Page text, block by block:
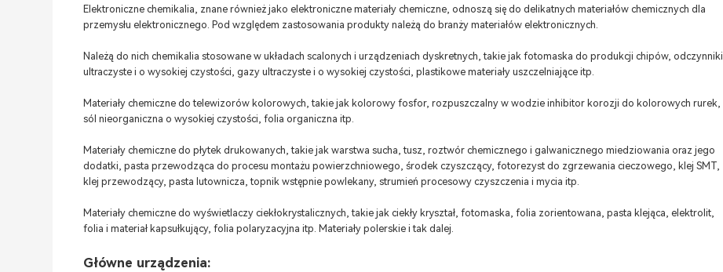
Elektroniczne chemikalia, znane również jako elektroniczne materiały chemiczne, odnoszą się do delikatnych materiałów chemicznych dla
przemysłu elektronicznego. Pod względem zastosowania produkty należą do branży materiałów elektronicznych.
Należą do nich chemikalia stosowane w układach scalonych i urządzeniach dyskretnych, takie jak fotomaska ​​do produkcji chipów, odczynniki
ultraczyste i o wysokiej czystości, gazy ultraczyste i o wysokiej czystości, plastikowe materiały uszczelniające itp.
Materiały chemiczne do telewizorów kolorowych, takie jak kolorowy fosfor, rozpuszczalny w wodzie inhibitor korozji do kolorowych rurek,
sól nieorganiczna o wysokiej czystości, folia organiczna itp.
Materiały chemiczne do płytek drukowanych, takie jak warstwa sucha, tusz, roztwór chemicznego i galwanicznego miedziowania oraz jego
dodatki, pasta przewodząca do procesu montażu powierzchniowego, środek czyszczący, fotorezyst do zgrzewania cieczowego, klej SMT,
klej przewodzący, pasta lutownicza, topnik wstępnie powlekany, strumień procesowy czyszczenia i mycia itp.
Materiały chemiczne do wyświetlaczy ciekłokrystalicznych, takie jak ciekły kryształ, fotomaska, folia zorientowana, pasta klejąca, elektrolit,
folia i materiał kapsułkujący, folia polaryzacyjna itp. Materiały polerskie i tak dalej.
Główne urządzenia: